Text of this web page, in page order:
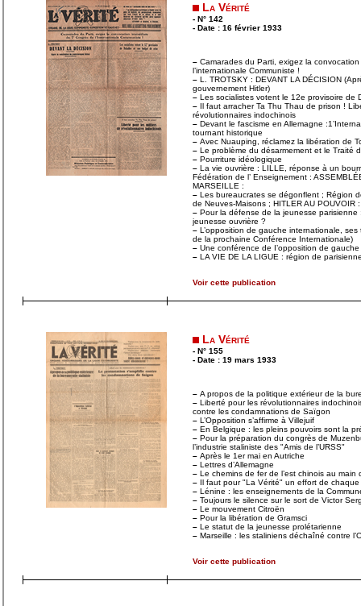
La Vérité
- N° 142
- Date : 16 février 1933
– Camarades du Parti, exigez la
l’internationale Communiste !
– L. TROTSKY : DEVANT LA DÉCISION
gouvernement Hitler)
– Les socialistes votent le 12e provisoire de
– Il faut arracher Ta Thu Thau de prison !
révolutionnaires indochinois
– Devant le fascisme en Allemagne
tournant historique
– Avec Nuauping, réclamez la libération de
– Le problème du désarmement et le Traité
– Pourriture idéologique
– La vie ouvrière : LILLE, réponse à un
Fédération de l’ Enseignement :
MARSEILLE :
– Les bureaucrates se dégonflent ; Région
de Neuves-Maisons ; HITLER AU POUVOIR
– Pour la défense de la jeunesse
jeunesse ouvrière ?
– L’opposition de gauche internationale,
de la prochaine Conférence Internationale)
– Une conférence de I’opposition de
– LA VIE DE LA LIGUE : région de
Voir cette publication
La Vérité
- N° 155
- Date : 19 mars 1933
– A propos de la politique extérieur de la
– Liberté pour les révolutionnaires
contre les condamnations de Saïgon
– L’Opposition s’affirme à Villejuif
– En Belgique : les pleins pouvoirs sont la
– Pour la préparation du congrès de
l’industrie staliniste des "Amis de l’URSS"
– Après le 1er mai en Autriche
– Lettres d’Allemagne
– Le chemins de fer de l’est chinois au main
– Il faut pour "La Vérité" un effort de chaque
– Lénine : les enseignements de la
– Toujours le silence sur le sort de Victor
– Le mouvement Citroën
– Pour la libération de Gramsci
– Le statut de la jeunesse prolétarienne
– Marseille : les staliniens déchaîné contre
Voir cette publication